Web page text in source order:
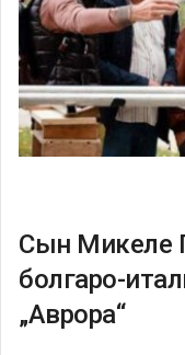
Сын Микеле
болгаро-
„Аврора“